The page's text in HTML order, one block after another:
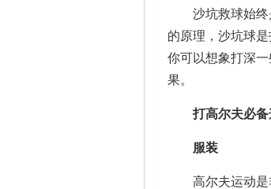
沙坑救球始终是
的原理，沙坑球
你可以想象打深
果。
打高尔夫必备
服装
高尔夫运动是非